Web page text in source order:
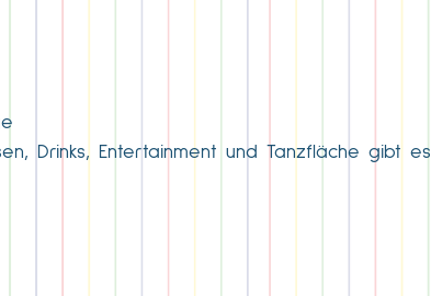
Drinks, Entertainment und Tanzfläche gibt es